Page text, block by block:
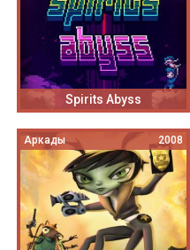
Spirits Abyss
Аркады 2008